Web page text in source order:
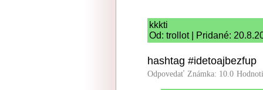
kkkti
Od: trollot | Pridané:
hashtag #idetoajbezfup
Odpovedať Známka: 10.0